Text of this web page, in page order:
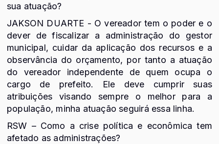
sua atuação?
JAKSON DUARTE - O vereador tem o poder e o
dever de fiscalizar a administração do gestor
municipal, cuidar da aplicação dos recursos e a
observância do orçamento, por tanto a atuação
do vereador independente de quem ocupa o
cargo de prefeito. Ele deve cumprir suas
atribuições visando sempre o melhor para a
população, minha atuação seguirá essa linha.
RSW – Como a crise política e econômica tem
afetado as administrações?